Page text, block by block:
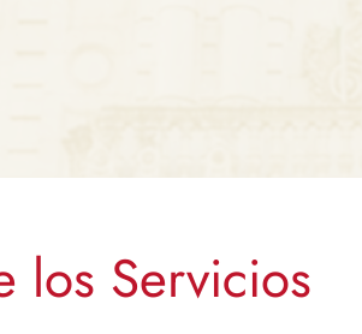
los Servicios